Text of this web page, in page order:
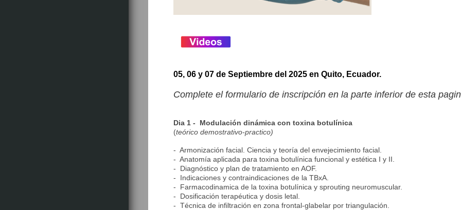
05, 06 y 07 de Septiembre del 2025 en Quito, Ecuador.
Complete el formulario de inscripción en la parte inferior de esta
Dia 1 - Modulación dinámica con toxina botulínica
(teórico demostrativo-practico)
- Armonización facial. Ciencia y teoría del envejecimiento facial.
- Anatomía aplicada para toxina botulínica funcional y estética I y II.
- Diagnóstico y plan de tratamiento en AOF.
- Indicaciones y contraindicaciones de la TBxA.
- Farmacodinamica de la toxina botulínica y sprouting neuromuscular.
- Dosificación terapéutica y dosis letal.
- Técnica de infiltración en zona frontal-glabelar por triangulación.